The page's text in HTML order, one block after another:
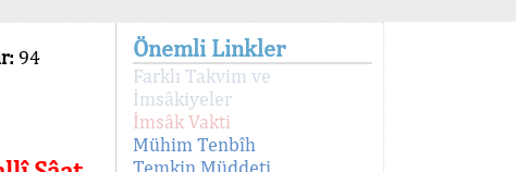
94 Önemli Linkler
Farklı Takvim ve
İmsâkiyeler
İmsâk Vakti
Mühim Tenbîh
Temkin Müddeti